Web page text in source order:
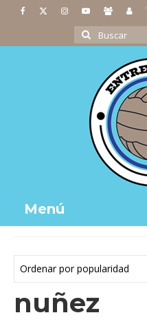
Buscar
por:
Menú
Actividades
Imágenes
nuñez